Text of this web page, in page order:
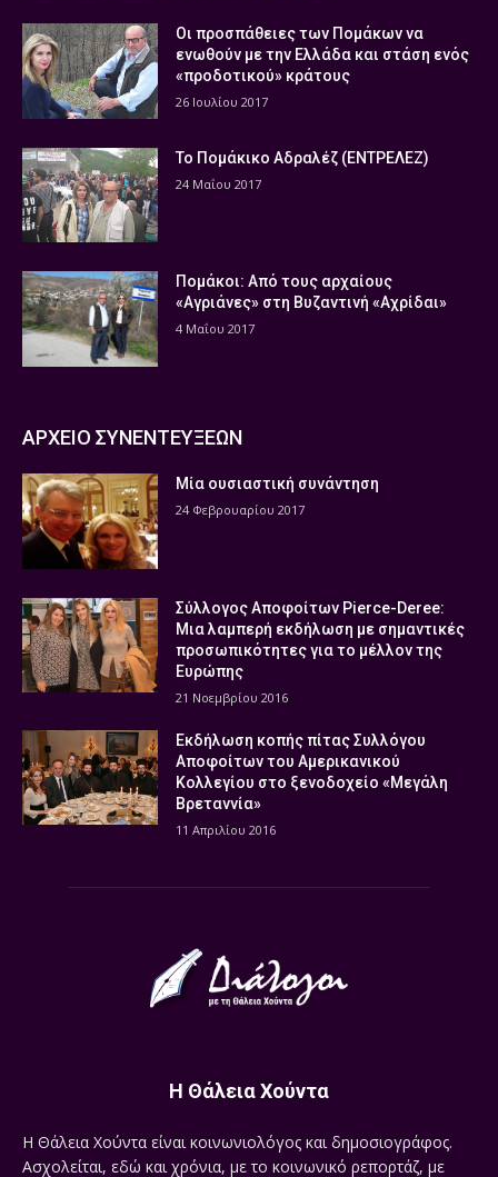
Οι προσπάθειες των Πομάκων να
ενωθούν με την Ελλάδα και στάση ενός
«προδοτικού» κράτους
26 Ιουλίου 2017
Το Πομάκικο Αδραλέζ (ΕΝΤΡΕΛΕΖ)
24 Μαΐου 2017
Πομάκοι: Από τους αρχαίους
«Αγριάνες» στη Βυζαντινή «Αχρίδαι»
4 Μαΐου 2017
ΑΡΧΕΙΟ ΣΥΝΕΝΤΕΥΞΕΩΝ
Μία ουσιαστική συνάντηση
24 Φεβρουαρίου 2017
Σύλλογος Αποφοίτων Pierce-Deree:
Μια λαμπερή εκδήλωση με σημαντικές
προσωπικότητες για το μέλλον της
Ευρώπης
21 Νοεμβρίου 2016
Εκδήλωση κοπής πίτας Συλλόγου
Αποφοίτων του Αμερικανικού
Κολλεγίου στο ξενοδοχείο «Μεγάλη
Βρεταννία»
11 Απριλίου 2016
Η Θάλεια Χούντα
Η Θάλεια Χούντα είναι κοινωνιολόγος και δημοσιογράφος.
Ασχολείται, εδώ και χρόνια, με το κοινωνικό ρεπορτάζ, με